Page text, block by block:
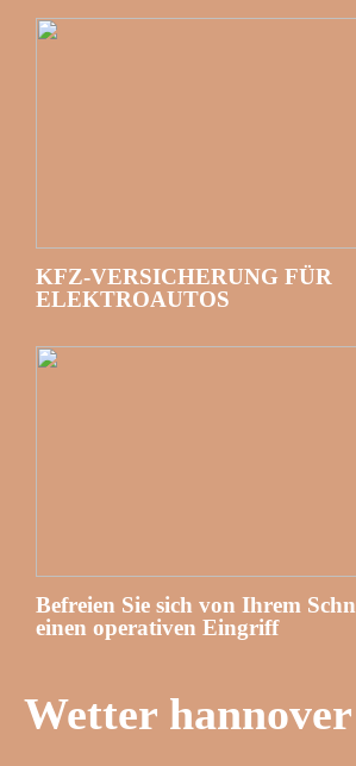
KFZ-VERSICHERUNG FÜR
ELEKTROAUTOS
Befreien Sie sich von Ihrem
einen operativen Eingriff
Wetter